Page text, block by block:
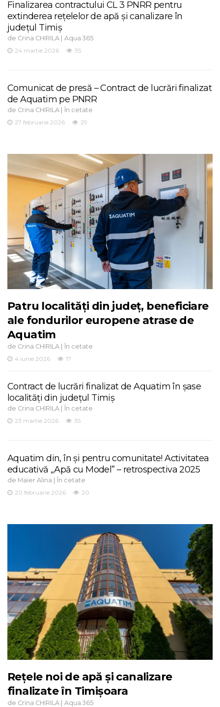
Finalizarea contractului CL 3 PNRR pentru
extinderea rețelelor de apă și canalizare în
județul Timiș
de Crina CHIRILA | Aqua 365
24 martie 2026
35
Comunicat de presă – Contract de lucrări finalizat
de Aquatim pe PNRR
de Crina CHIRILA | În cetate
27 februarie 2026
29
Patru localități din județ, beneficiare
ale fondurilor europene atrase de
Aquatim
de Crina CHIRILA | În cetate
4 iunie 2026
17
Contract de lucrări finalizat de Aquatim în șase
localități din județul Timiș
de Crina CHIRILA | În cetate
23 martie 2026
35
Aquatim din, în și pentru comunitate! Activitatea
educativă „Apă cu Model” – retrospectiva 2025
de Maier Alina | În cetate
20 februarie 2026
20
Rețele noi de apă și canalizare
finalizate în Timișoara
de Crina CHIRILA | Aqua 365